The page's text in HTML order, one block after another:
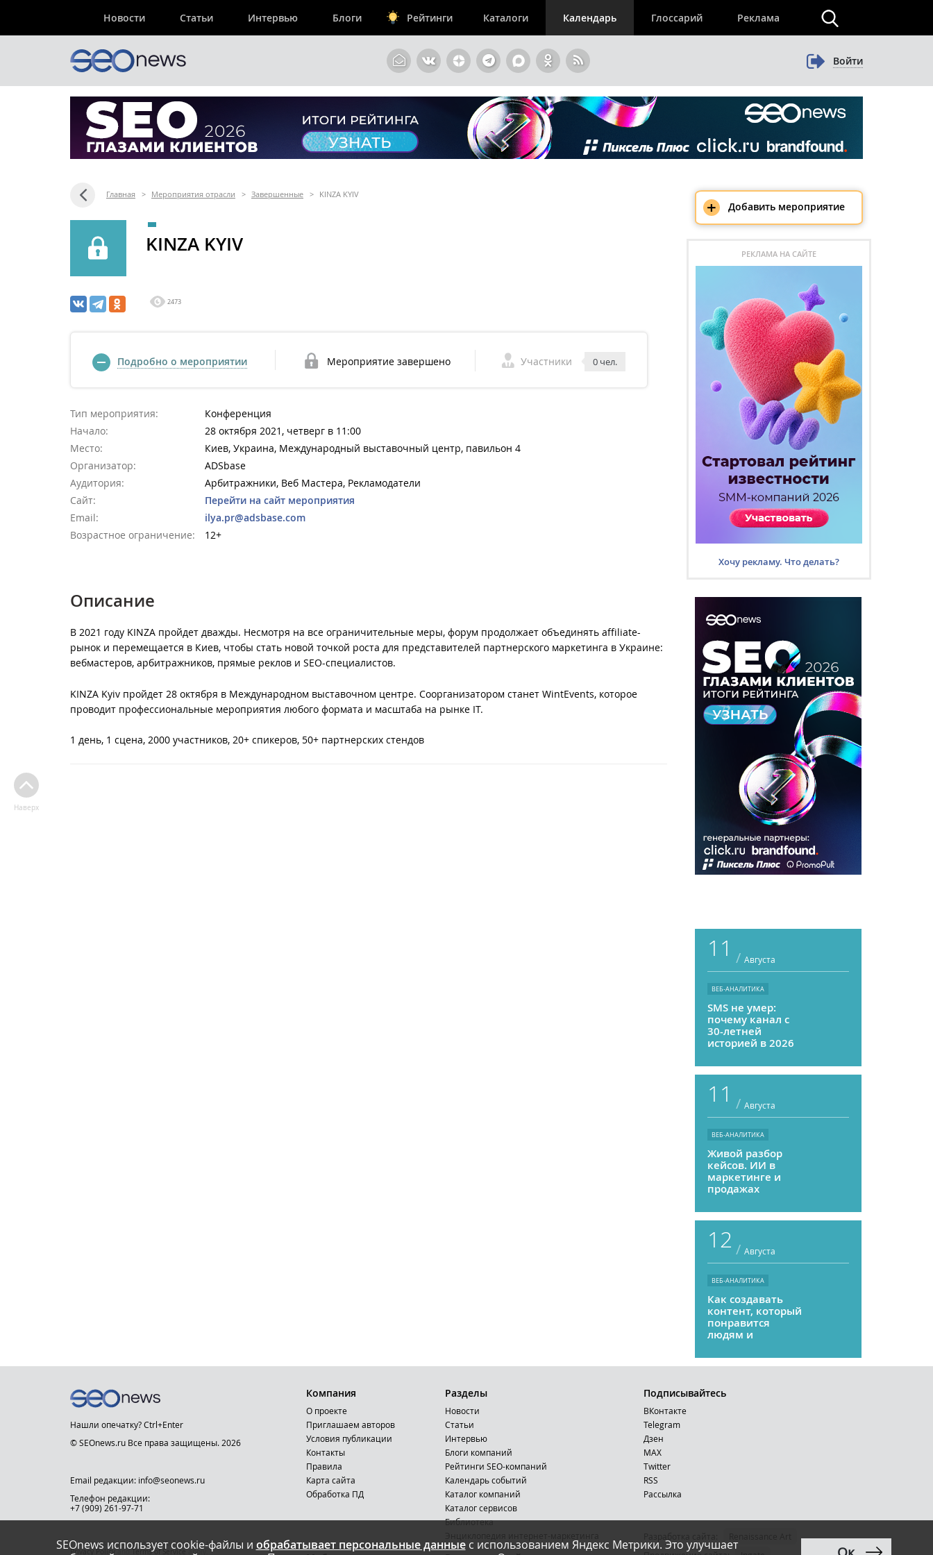
Новости Статьи Интервью Блоги Рейтинги Каталоги Календарь Глоссарий Реклама
Войти
Главная > Мероприятия отрасли > Завершенные > KINZA KYIV
KINZA KYIV
2473
Подробно о мероприятии Мероприятие завершено Участники 0 чел.
Тип мероприятия:
Конференция
Начало:
28 октября 2021, четверг в 11:00
Место:
Киев, Украина, Международный выставочный центр, павильон 4
Организатор:
ADSbase
Аудитория:
Арбитражники, Веб Мастера, Рекламодатели
Сайт:
Перейти на сайт мероприятия
Email:
ilya.pr@adsbase.com
Возрастное ограничение:
12+
Описание
В 2021 году KINZA пройдет дважды. Несмотря на все ограничительные меры, форум продолжает объединять affiliate-
рынок и перемещается в Киев, чтобы стать новой точкой роста для представителей партнерского маркетинга в Украине:
вебмастеров, арбитражников, прямые реклов и SEO-специалистов.
KINZA Kyiv пройдет 28 октября в Международном выставочном центре. Соорганизатором станет WintEvents, которое
проводит профессиональные мероприятия любого формата и масштаба на рынке IT.
1 день, 1 сцена, 2000 участников, 20+ спикеров, 50+ партнерских стендов
Наверх
+ Добавить мероприятие
РЕКЛАМА НА САЙТЕ
Хочу рекламу. Что делать?
11 / Августа
ВЕБ-АНАЛИТИКА
SMS не умер:
почему канал с
30-летней
историей в 2026
приносить ROMI
выше, чем
мессенджеры
11 / Августа
ВЕБ-АНАЛИТИКА
Живой разбор
кейсов. ИИ в
маркетинге и
продажах
12 / Августа
ВЕБ-АНАЛИТИКА
Как создавать
контент, который
понравится
людям и
SEOnews использует cookie-файлы и обрабатывает персональные данныес использованием Яндекс Метрики. Это улучшает
Нашли опечатку? Ctrl+Enter
© SEOnews.ru Все права защищены. 2026
Email редакции: info@seonews.ru
Телефон редакции:
+7 (909) 261-97-71
This site is protected by reCAPTCHA and the Google
Privacy Policyand Terms of Serviceapply.
Компания
О проекте
Приглашаем авторов
Условия публикации
Контакты
Правила
Карта сайта
Обработка ПД
Разделы
Новости
Статьи
Интервью
Блоги компаний
Рейтинги SEO-компаний
Календарь событий
Каталог компаний
Каталог сервисов
Библиотека
Подписывайтесь
ВКонтакте
Telegram
Дзен
MAX
Тwitter
RSS
Рассылка